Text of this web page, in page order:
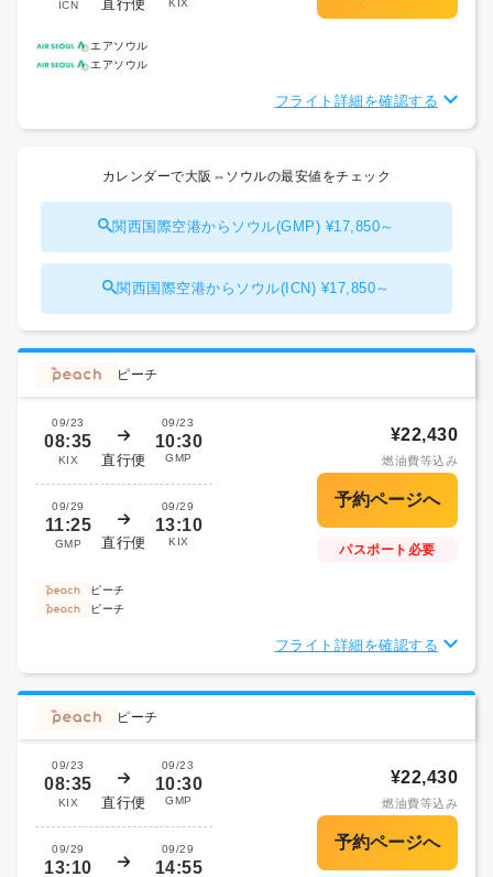
ICN 直行便
エアソウル
エアソウル
フライト詳細を確認する
カレンダーで大阪⇔ソウルの最安値をチェック
関西国際空港からソウル(GMP) ¥17,850～
関西国際空港からソウル(ICN) ¥17,850～
ピーチ
09/23
08:35
KIX 直行便
09/23
10:30
GMP
09/29
11:25
GMP 直行便
09/29
13:10
KIX
¥22,430
燃油費等込み
パスポート必要
ピーチ
ピーチ
フライト詳細を確認する
ピーチ
09/23
08:35
KIX 直行便
09/23
10:30
GMP
09/29
13:10
09/29
14:55
¥22,430
燃油費等込み